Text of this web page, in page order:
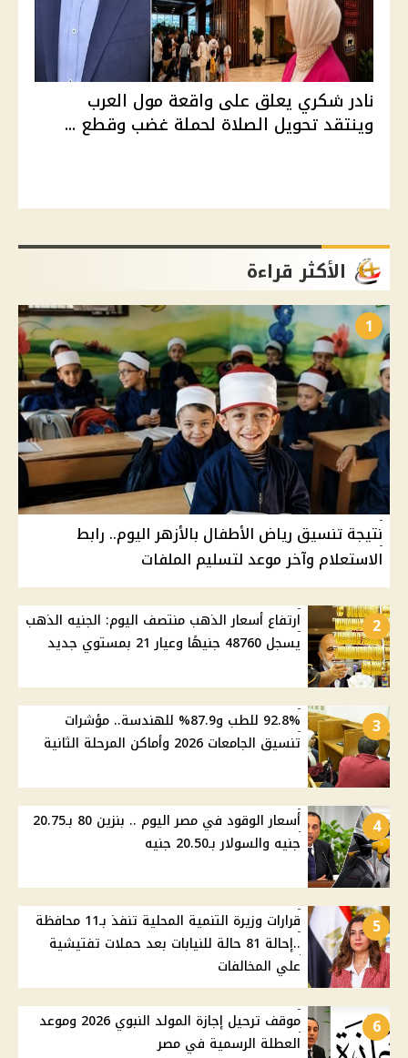
نادر شكري يعلق على واقعة مول العرب
وينتقد تحويل الصلاة لحملة غضب وقطع ...
الأكثر قراءة
1
نتيجة تنسيق رياض الأطفال بالأزهر اليوم.. رابط
الاستعلام وآخر موعد لتسليم الملفات
2
ارتفاع أسعار الذهب منتصف اليوم: الجنيه الذهب
يسجل 48760 جنيهًا وعيار 21 بمستوي جديد
3
92.8% للطب و87.9% للهندسة.. مؤشرات
تنسيق الجامعات 2026 وأماكن المرحلة الثانية
4
أسعار الوقود في مصر اليوم .. بنزين 80 بـ20.75
جنيه والسولار بـ20.50 جنيه
5
قرارات وزيرة التنمية المحلية تنفذ بـ11 محافظة
..إحالة 81 حالة للنيابات بعد حملات تفتيشية
علي المخالفات
6
موقف ترحيل إجازة المولد النبوي 2026 وموعد
العطلة الرسمية في مصر